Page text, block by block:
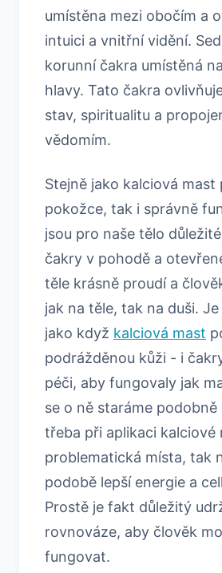
umístěna mezi obočím a
intuici a vnitřní vidění.
korunní čakra umístěná
hlavy. Tato čakra
stav, spiritualitu a
vědomím.
Stejně jako kalciová mast
pokožce, tak i správně
jsou pro naše tělo
čakry v pohodě a
těle krásně proudí a
jak na těle, tak na duši.
jako když kalciová mast
podrážděnou kůži - i
péči, aby fungovaly jak
se o ně staráme podobně
třeba při aplikaci kalciové
problematická místa, tak
podobě lepší energie a
Prostě je fakt důležitý
rovnováze, aby člověk
fungovat.